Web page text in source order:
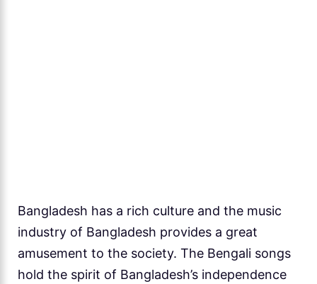
Bangladesh has a rich culture and the music
industry of Bangladesh provides a great
amusement to the society. The Bengali songs
hold the spirit of Bangladesh’s independence